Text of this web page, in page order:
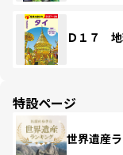
Ｄ１７
特設ページ
世界遺産